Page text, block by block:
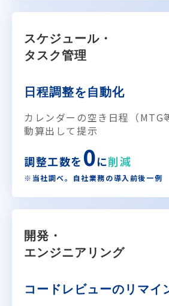
スケジュール・
タスク管理
日程調整を自動化
カレンダーの空き日程（MTG
動算出して提示
調整工数を 0に削減
※当社調べ。自社業務の導入前後一例
開発・
エンジニアリング
コードレビューのリマイ